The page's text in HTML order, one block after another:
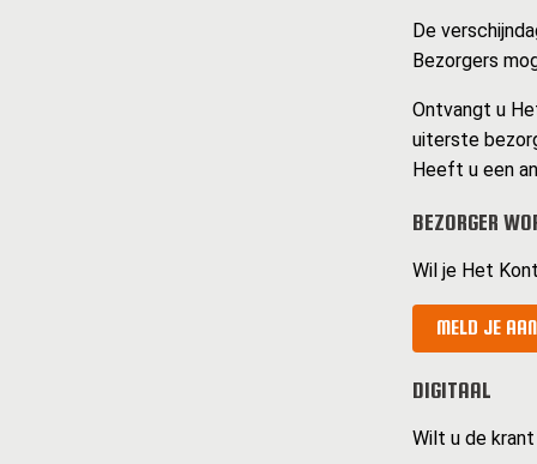
De
Bezorgers
Ontvangt u
uiterste
Heeft u een
BEZORGER
Wil je Het
MELD JE
DIGITAAL
Wilt u de krant